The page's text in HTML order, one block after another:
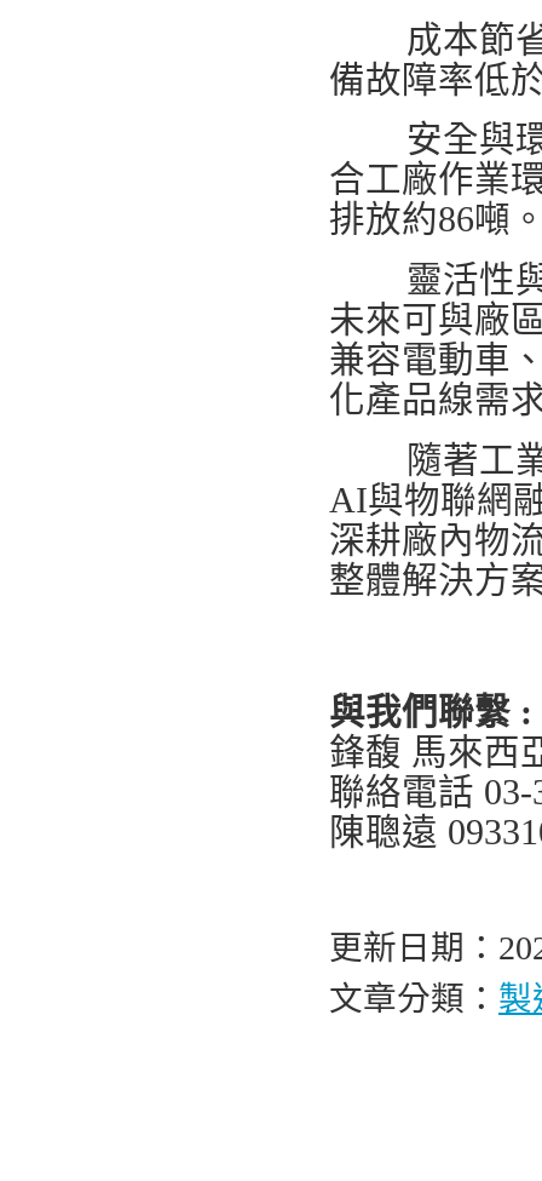
成本節省
備故障率低
安全與環
合工廠作業
排放約86噸
靈活性與
未來可與廠
兼容電動車
化產品線需
隨著工業
AI與物聯網
深耕廠內物
整體解決方
與我們聯繫 :
鋒馥 馬來西
聯絡電話 03-
陳聰遠
更新日期：
文章分類： 製